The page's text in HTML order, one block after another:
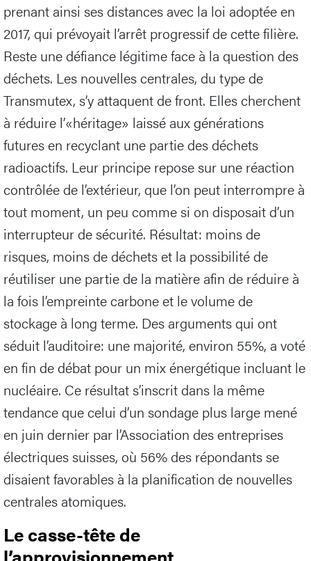
prenant ainsi ses distances avec la loi adoptée en
2017, qui prévoyait l’arrêt progressif de cette filière.
Reste une défiance légitime face à la question des
déchets. Les nouvelles centrales, du type de
Transmutex, s’y attaquent de front. Elles cherchent
à réduire l’«héritage» laissé aux générations
futures en recyclant une partie des déchets
radioactifs. Leur principe repose sur une réaction
contrôlée de l’extérieur, que l’on peut interrompre à
tout moment, un peu comme si on disposait d’un
interrupteur de sécurité. Résultat: moins de
risques, moins de déchets et la possibilité de
réutiliser une partie de la matière afin de réduire à
la fois l’empreinte carbone et le volume de
stockage à long terme. Des arguments qui ont
séduit l’auditoire: une majorité, environ 55%, a voté
en fin de débat pour un mix énergétique incluant le
nucléaire. Ce résultat s’inscrit dans la même
tendance que celui d’un sondage plus large mené
en juin dernier par l’Association des entreprises
électriques suisses, où 56% des répondants se
disaient favorables à la planification de nouvelles
centrales atomiques.
Le casse-tête de